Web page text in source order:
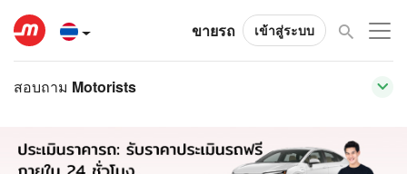
ขายรถ เข้าสู่ระบบ
สอบถาม Motorists